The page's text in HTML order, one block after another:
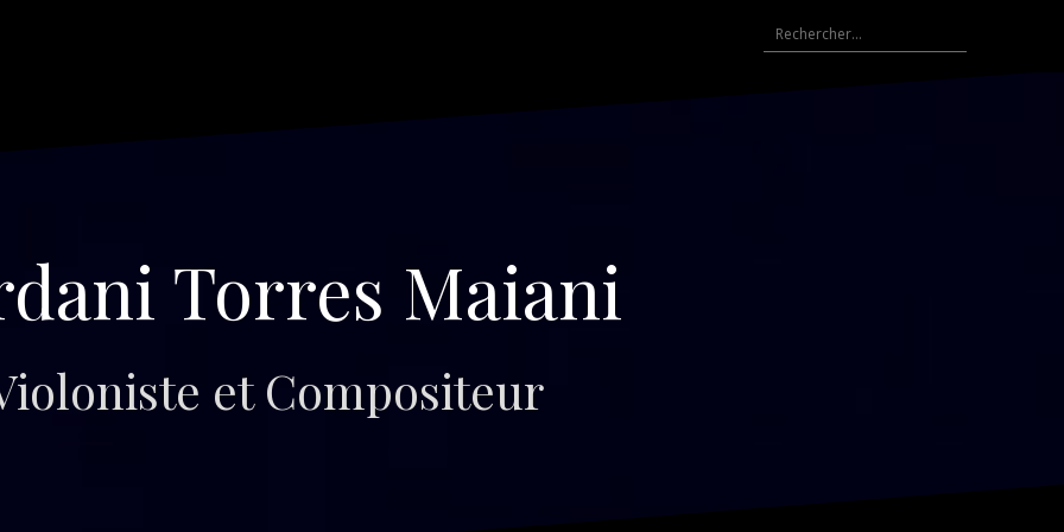
Rechercher :
Torres Maiani
et Compositeur